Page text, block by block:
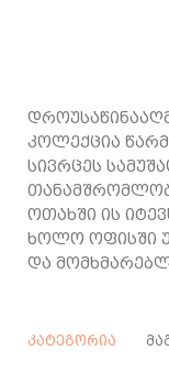
კოლექცია
სივრცეს
ოთახში ის
ხოლო ოფისში
და
კატეგორია